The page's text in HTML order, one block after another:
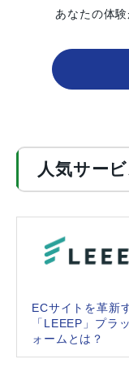
あなたの体
人気サー
ECサイトを革新
「LEEEP」プラ
ォームとは？